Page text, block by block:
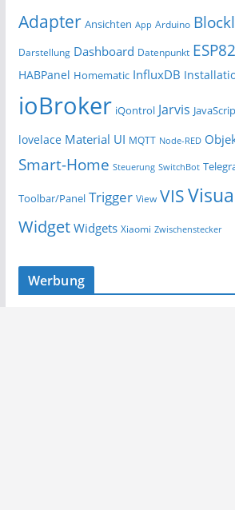
Adapter Ansichten App Arduino
Darstellung Dashboard Datenpunkt
HABPanel Homematic InfluxDB
ioBroker iQontrol Jarvis
lovelace Material UI MQTT Node-RED
Smart-Home Steuerung SwitchBot
Toolbar/Panel Trigger View VIS
Widget Widgets Xiaomi Zwischenstecker
Werbung